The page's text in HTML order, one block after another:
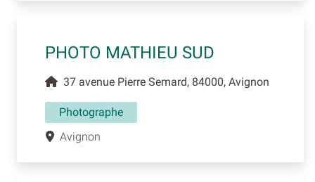
PHOTO MATHIEU SUD
37 avenue Pierre Semard, 84000, Avignon
Photographe
Avignon